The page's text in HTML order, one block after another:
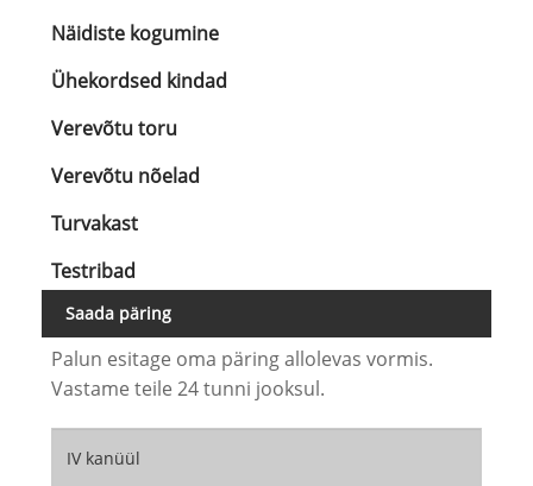
Näidiste kogumine
Ühekordsed kindad
Verevõtu toru
Verevõtu nõelad
Turvakast
Testribad
Saada päring
Palun esitage oma päring allolevas vormis.
Vastame teile 24 tunni jooksul.